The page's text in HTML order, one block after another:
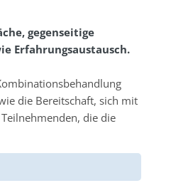
gegenseitige
Erfahrungsaustausch.
die Bereitschaft, sich mit
die die